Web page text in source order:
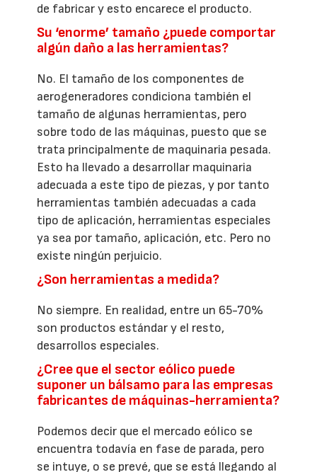
de fabricar y esto encarece el producto.
Su ‘enorme’ tamaño ¿puede comportar
algún daño a las herramientas?
No. El tamaño de los componentes de
aerogeneradores condiciona también el
tamaño de algunas herramientas, pero
sobre todo de las máquinas, puesto que se
trata principalmente de maquinaria pesada.
Esto ha llevado a desarrollar maquinaria
adecuada a este tipo de piezas, y por tanto
herramientas también adecuadas a cada
tipo de aplicación, herramientas especiales
ya sea por tamaño, aplicación, etc. Pero no
existe ningún perjuicio.
¿Son herramientas a medida?
No siempre. En realidad, entre un 65-70%
son productos estándar y el resto,
desarrollos especiales.
¿Cree que el sector eólico puede
suponer un bálsamo para las empresas
fabricantes de máquinas-herramienta?
Podemos decir que el mercado eólico se
encuentra todavía en fase de parada, pero
se intuye, o se prevé, que se está llegando al